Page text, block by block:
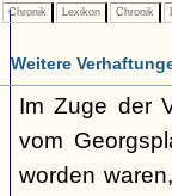
Chronik Lexikon Chronik
Weitere
Im Zuge der
vom
worden